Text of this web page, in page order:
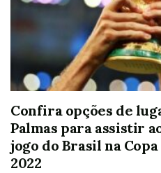
Confira opções de
Palmas para assistir
jogo do Brasil na
2022